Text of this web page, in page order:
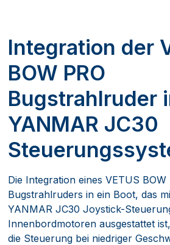
Integration der
BOW PRO
Bugstrahlruder
YANMAR JC30
Die Integration eines VETUS BOW
Bugstrahlruders in ein Boot, das
YANMAR JC30 Joystick-
Innenbordmotoren ausgestattet
die Steuerung bei niedriger